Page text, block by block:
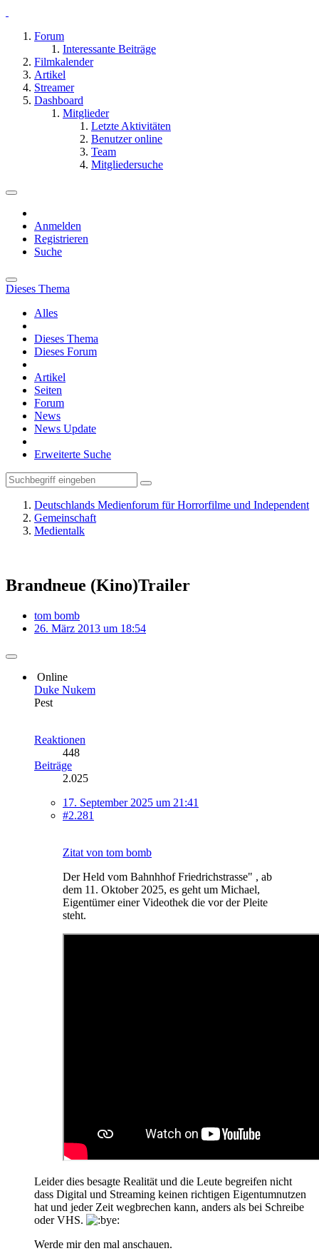
Forum
Interessante Beiträge
Filmkalender
Artikel
Streamer
Dashboard
Mitglieder
Letzte Aktivitäten
Benutzer online
Team
Mitgliedersuche
Anmelden
Registrieren
Suche
Dieses Thema
Alles
Dieses Thema
Dieses Forum
Artikel
Seiten
Forum
News
News Update
Erweiterte Suche
Deutschlands Medienforum für Horrorfilme und Independent
Gemeinschaft
Medientalk
Brandneue (Kino)Trailer
tom bomb
26. März 2013 um 18:54
Online
Duke Nukem
Pest
Reaktionen
448
Beiträge
2.025
17. September 2025 um 21:41
#2.281
Zitat von tom bomb
Der Held vom Bahnhhof Friedrichstrasse" , ab
dem 11. Oktober 2025, es geht um Michael,
Eigentümer einer Videothek die vor der Pleite
steht.
Leider dies besagte Realität und die Leute begreifen nicht
dass Digital und Streaming keinen richtigen Eigentumnutzen
hat und jeder Zeit wegbrechen kann, anders als bei Schreibe
oder VHS.
Werde mir den mal anschauen.